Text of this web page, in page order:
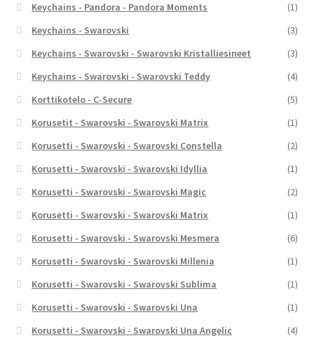
Keychains - Pandora - Pandora Moments
(1)
Keychains - Swarovski
(3)
Keychains - Swarovski - Swarovski Kristalliesineet
(3)
Keychains - Swarovski - Swarovski Teddy
(4)
Korttikotelo - C-Secure
(5)
Korusetit - Swarovski - Swarovski Matrix
(1)
Korusetti - Swarovski - Swarovski Constella
(2)
Korusetti - Swarovski - Swarovski Idyllia
(1)
Korusetti - Swarovski - Swarovski Magic
(2)
Korusetti - Swarovski - Swarovski Matrix
(1)
Korusetti - Swarovski - Swarovski Mesmera
(6)
Korusetti - Swarovski - Swarovski Millenia
(1)
Korusetti - Swarovski - Swarovski Sublima
(1)
Korusetti - Swarovski - Swarovski Una
(1)
Korusetti - Swarovski - Swarovski Una Angelic
(4)